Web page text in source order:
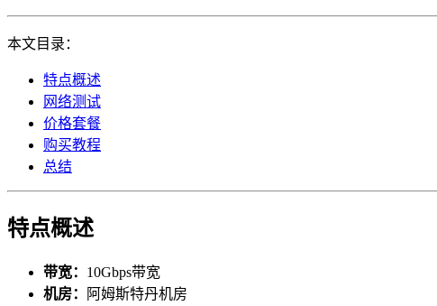
本文目录：
特点概述
网络测试
价格套餐
购买教程
总结
特点概述
带宽： 10Gbps带宽
机房：
阿姆斯特丹机房